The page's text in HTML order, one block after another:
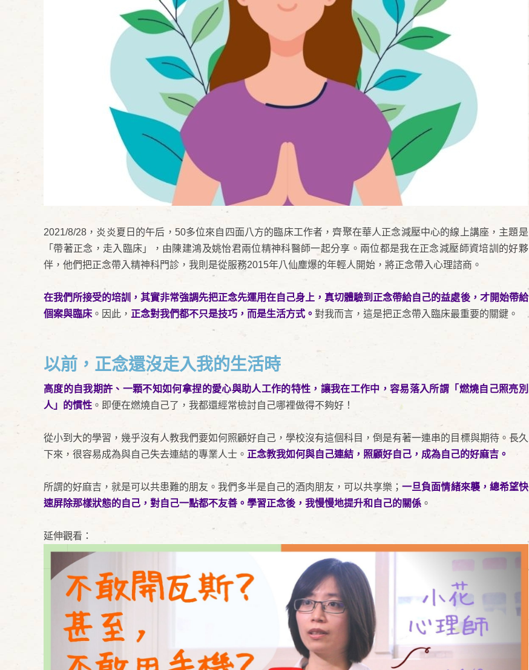
2021/8/28，炎炎夏日的午后，50多位來自四面八方的臨床工作者，齊聚在華人正念減壓中心的線上講座，主題是
「帶著正念，走入臨床」，由陳建鴻及姚怡君兩位精神科醫師一起分享。兩位都是我在正念減壓師資培訓的好夥
伴，他們把正念帶入精神科門診，我則是從服務2015年八仙塵爆的年輕人開始，將正念帶入心理諮商。
在我們所接受的培訓，其實非常強調先把正念先運用在自己身上，真切體驗到正念帶給自己的益處後，才開始帶給
個案與臨床 。因此， 正念對我們都不只是技巧，而是生活方式。 對我而言，這是把正念帶入臨床最重要的關鍵。
以前，正念還沒走入我的生活時
高度的自我期許、一顆不知如何拿捏的愛心與助人工作的特性，讓我在工作中，容易落入所謂「燃燒自己照亮別
人」的慣性 。即便在燃燒自己了，我都還經常檢討自己哪裡做得不夠好！
從小到大的學習，幾乎沒有人教我們要如何照顧好自己，學校沒有這個科目，倒是有著一連串的目標與期待。長久
下來，很容易成為與自己失去連結的專業人士。 正念教我如何與自己連結，照顧好自己，成為自己的好麻吉。
所謂的好麻吉，就是可以共患難的朋友。我們多半是自己的酒肉朋友，可以共享樂；一旦負面情緒來襲，總希望快
速屏除那樣狀態的自己，對自己一點都不友善。學習正念後，我慢慢地提升和自己的關係 。
延伸觀看：